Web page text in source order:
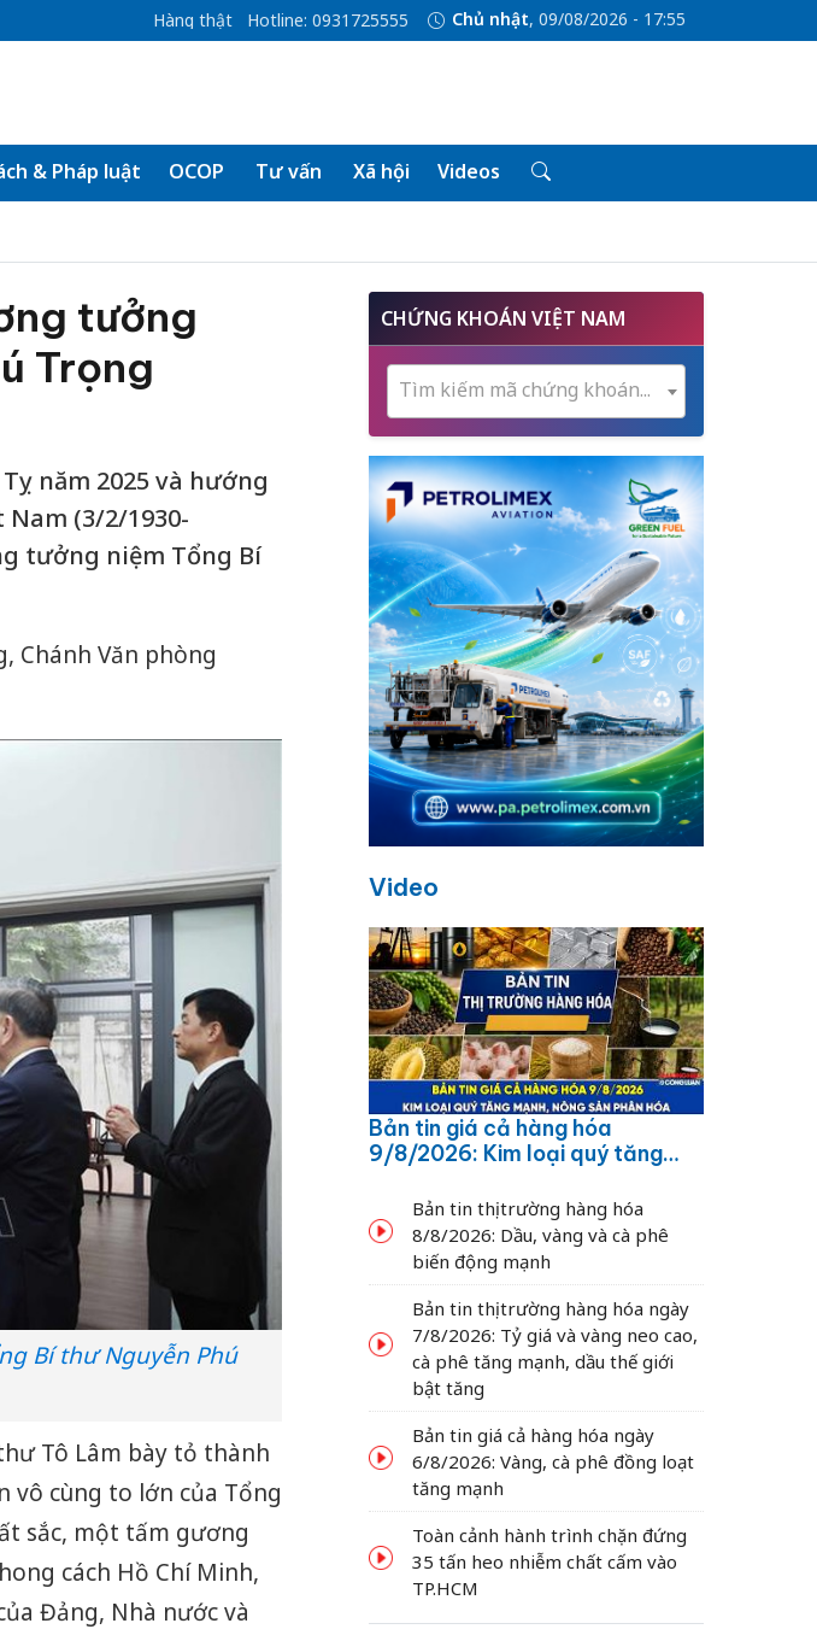
Hàng thật Hotline: 0931725555 Chủ nhật, 09/08/2026 - 17:55
& Pháp luật OCOP Tư vấn Xã hội Videos
tưởng
Trọng
năm 2025 và hướng
(3/2/1930-
tưởng niệm Tổng Bí
Chánh Văn phòng
Bí thư Nguyễn Phú
Tô Lâm bày tỏ thành
vô cùng to lớn của Tổng
sắc, một tấm gương
cách Hồ Chí Minh,
Đảng, Nhà nước và
CHỨNG KHOÁN VIỆT NAM
Tìm kiếm mã chứng khoán...
Video
Bản tin giá cả hàng hóa
9/8/2026: Kim loại quý tăng
Bản tin thị trường hàng hóa
8/8/2026: Dầu, vàng và cà phê
biến động mạnh
Bản tin thị trường hàng hóa ngày
7/8/2026: Tỷ giá và vàng neo cao,
cà phê tăng mạnh, dầu thế giới
bật tăng
Bản tin giá cả hàng hóa ngày
6/8/2026: Vàng, cà phê đồng loạt
tăng mạnh
Toàn cảnh hành trình chặn đứng
35 tấn heo nhiễm chất cấm vào
TP.HCM